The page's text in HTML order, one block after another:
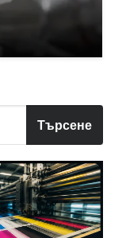
Търсене